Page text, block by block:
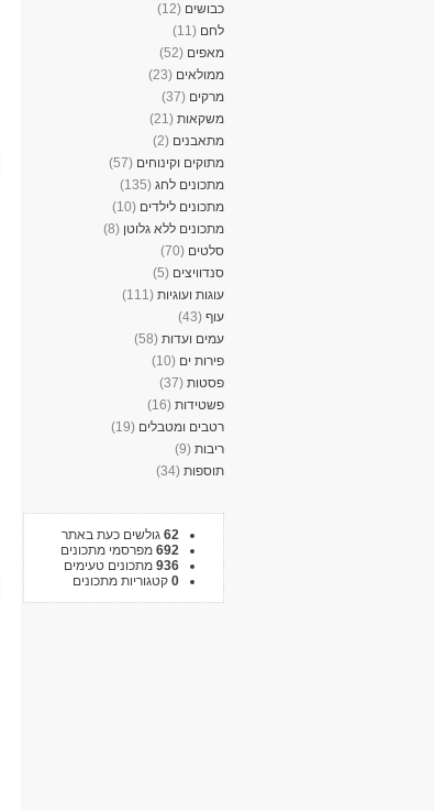
כבושים (12)
לחם (11)
מאפים (52)
ממולאים (23)
מרקים (37)
משקאות (21)
מתאבנים (2)
מתוקים וקינוחים (57)
מתכונים לחג (135)
מתכונים לילדים (10)
מתכונים ללא גלוטן (8)
סלטים (70)
סנדוויצים (5)
עוגות ועוגיות (111)
עוף (43)
עמים ועדות (58)
פירות ים (10)
פסטות (37)
פשטידות (16)
רטבים ומטבלים (19)
ריבות (9)
תוספות (34)
62 גולשים כעת באתר
692 מפרסמי מתכונים
936 מתכונים טעימים
0 קטגוריות מתכונים